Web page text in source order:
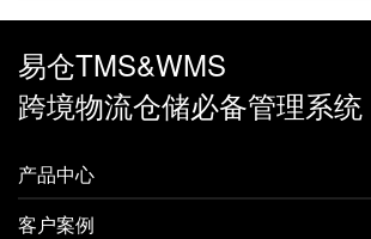
易仓TMS&WMS
跨境物流仓储必备管理系统
产品中心
客户案例